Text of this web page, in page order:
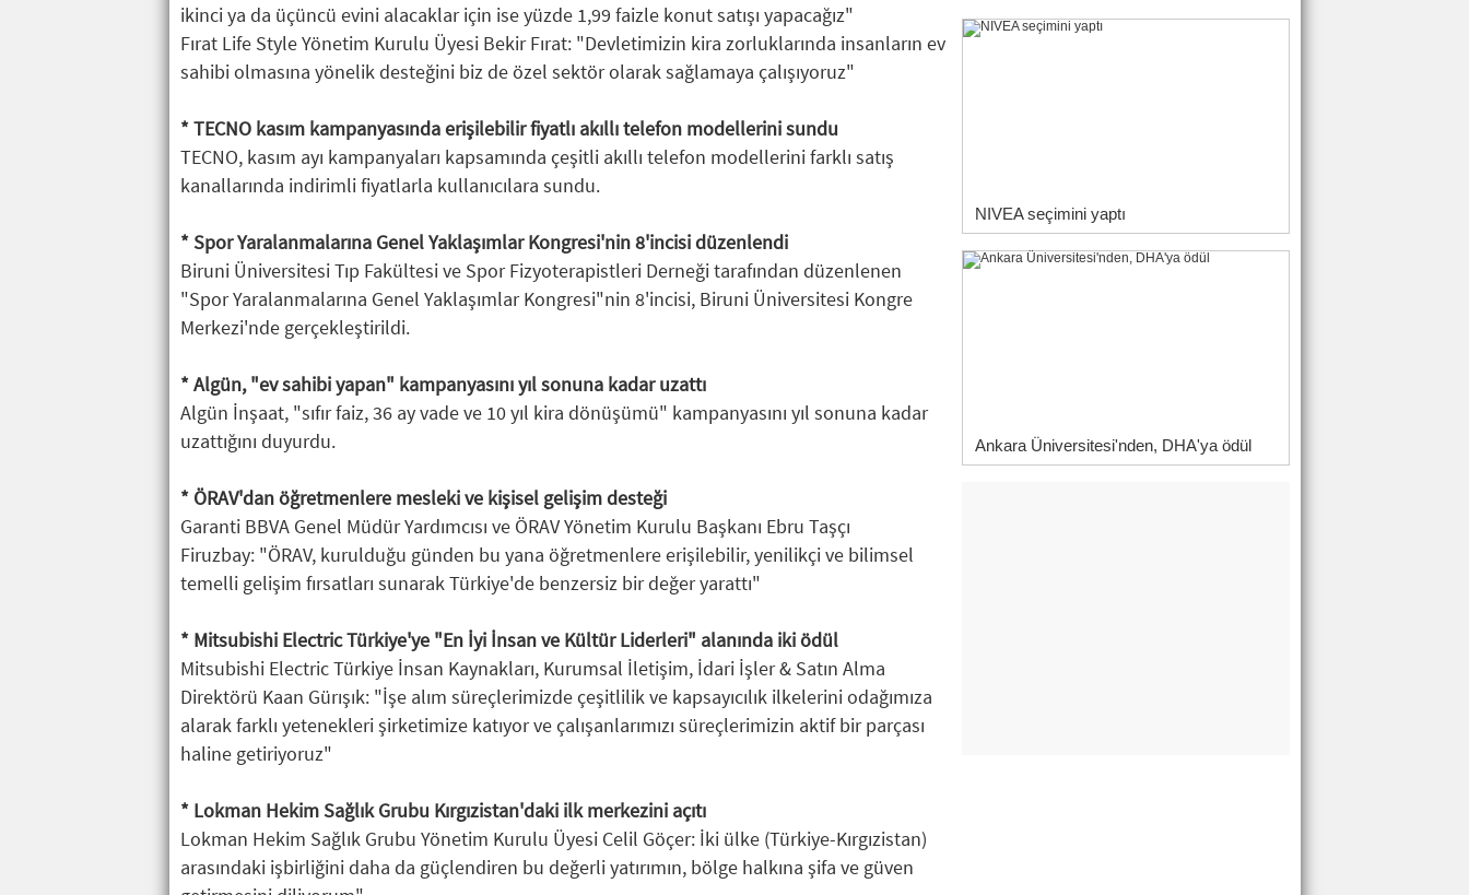
ikinci ya da üçüncü evini alacaklar için ise yüzde 1,99 faizle konut satışı yapacağız"
Fırat Life Style Yönetim Kurulu Üyesi Bekir Fırat: "Devletimizin kira zorluklarında insanların ev
sahibi olmasına yönelik desteğini biz de özel sektör olarak sağlamaya çalışıyoruz"
* TECNO kasım kampanyasında erişilebilir fiyatlı akıllı telefon modellerini sundu
TECNO, kasım ayı kampanyaları kapsamında çeşitli akıllı telefon modellerini farklı satış
kanallarında indirimli fiyatlarla kullanıcılara sundu.
* Spor Yaralanmalarına Genel Yaklaşımlar Kongresi'nin 8'incisi düzenlendi
Biruni Üniversitesi Tıp Fakültesi ve Spor Fizyoterapistleri Derneği tarafından düzenlenen
"Spor Yaralanmalarına Genel Yaklaşımlar Kongresi"nin 8'incisi, Biruni Üniversitesi Kongre
Merkezi'nde gerçekleştirildi.
* Algün, "ev sahibi yapan" kampanyasını yıl sonuna kadar uzattı
Algün İnşaat, "sıfır faiz, 36 ay vade ve 10 yıl kira dönüşümü" kampanyasını yıl sonuna kadar
uzattığını duyurdu.
* ÖRAV'dan öğretmenlere mesleki ve kişisel gelişim desteği
Garanti BBVA Genel Müdür Yardımcısı ve ÖRAV Yönetim Kurulu Başkanı Ebru Taşçı
Firuzbay: "ÖRAV, kurulduğu günden bu yana öğretmenlere erişilebilir, yenilikçi ve bilimsel
temelli gelişim fırsatları sunarak Türkiye'de benzersiz bir değer yarattı"
* Mitsubishi Electric Türkiye'ye "En İyi İnsan ve Kültür Liderleri" alanında iki ödül
Mitsubishi Electric Türkiye İnsan Kaynakları, Kurumsal İletişim, İdari İşler & Satın Alma
Direktörü Kaan Gürışık: "İşe alım süreçlerimizde çeşitlilik ve kapsayıcılık ilkelerini odağımıza
alarak farklı yetenekleri şirketimize katıyor ve çalışanlarımızı süreçlerimizin aktif bir parçası
haline getiriyoruz"
* Lokman Hekim Sağlık Grubu Kırgızistan'daki ilk merkezini açıtı
Lokman Hekim Sağlık Grubu Yönetim Kurulu Üyesi Celil Göçer: İki ülke (Türkiye-Kırgızistan)
arasındaki işbirliğini daha da güçlendiren bu değerli yatırımın, bölge halkına şifa ve güven
NIVEA seçimini yaptı
Ankara Üniversitesi'nden, DHA'ya ödül